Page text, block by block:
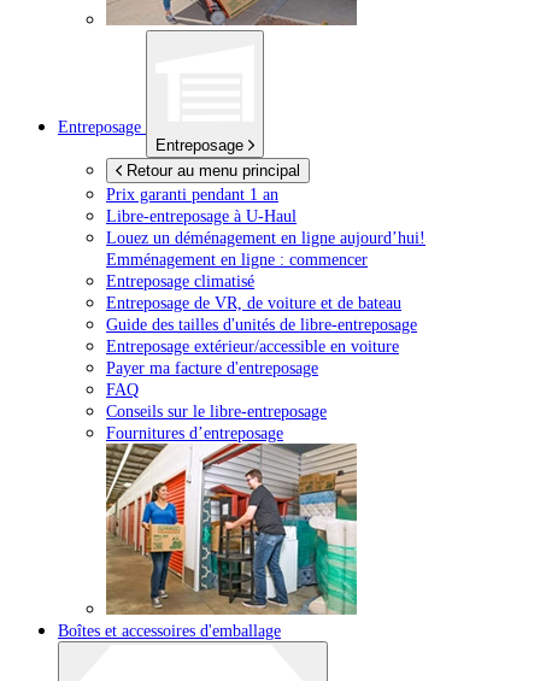
Entreposage
Entreposage
Retour au menu principal
Prix garanti pendant 1 an
Libre-entreposage à U-Haul
Louez un déménagement en ligne aujourd’hui!
Emménagement en ligne : commencer
Entreposage climatisé
Entreposage de VR, de voiture et de bateau
Guide des tailles d'unités de libre-entreposage
Entreposage extérieur/accessible en voiture
Payer ma facture d'entreposage
FAQ
Conseils sur le libre-entreposage
Fournitures d’entreposage
Boîtes et accessoires d'emballage